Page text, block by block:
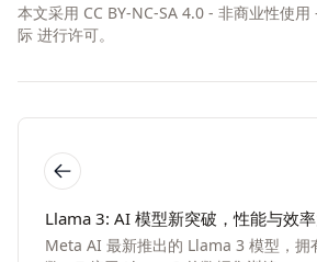
本文采用 CC BY-NC-SA 4.0 - 非商业性使
际 进行许可。
Llama 3: AI 模型新突破，性能与效
Meta AI 最新推出的 Llama 3 模型，拥